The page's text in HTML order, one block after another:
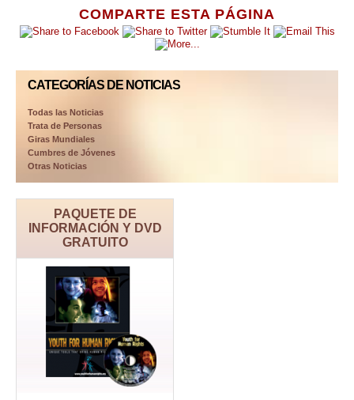
COMPARTE ESTA PÁGINA
CATEGORÍAS DE NOTICIAS
Todas las Noticias
Trata de Personas
Giras Mundiales
Cumbres de Jóvenes
Otras Noticias
PAQUETE DE
INFORMACIÓN Y DVD
GRATUITO